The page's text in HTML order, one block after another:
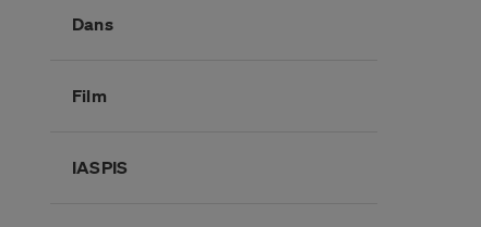
Dans
Film
IASPIS